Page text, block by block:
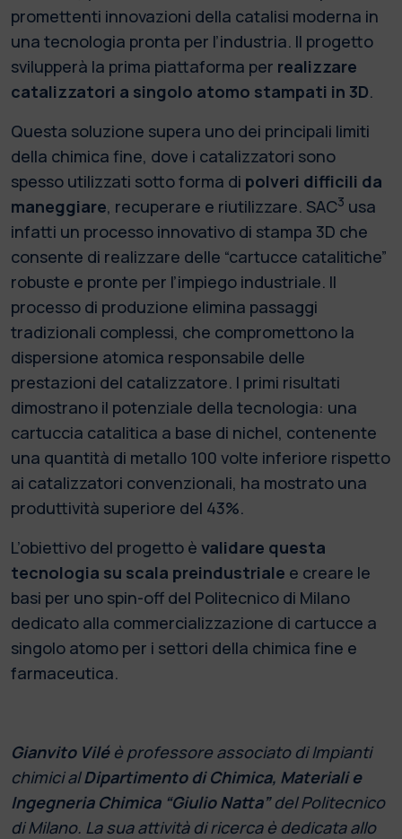
promettenti innovazioni della catalisi moderna in
una tecnologia pronta per l’industria. Il progetto
svilupperà la prima piattaforma per realizzare
catalizzatori a singolo atomo stampati in 3D.
Questa soluzione supera uno dei principali limiti
della chimica fine, dove i catalizzatori sono
spesso utilizzati sotto forma di polveri difficili da
maneggiare, recuperare e riutilizzare. SAC3 usa
infatti un processo innovativo di stampa 3D che
consente di realizzare delle “cartucce catalitiche”
robuste e pronte per l’impiego industriale. Il
processo di produzione elimina passaggi
tradizionali complessi, che compromettono la
dispersione atomica responsabile delle
prestazioni del catalizzatore. I primi risultati
dimostrano il potenziale della tecnologia: una
cartuccia catalitica a base di nichel, contenente
una quantità di metallo 100 volte inferiore rispetto
ai catalizzatori convenzionali, ha mostrato una
produttività superiore del 43%.
L’obiettivo del progetto è validare questa
tecnologia su scala preindustriale e creare le
basi per uno spin-off del Politecnico di Milano
dedicato alla commercializzazione di cartucce a
singolo atomo per i settori della chimica fine e
farmaceutica.
Gianvito Viléè professore associato di Impianti
chimici alDipartimento di Chimica, Materiali e
Ingegneria Chimica “Giulio Natta”del Politecnico
di Milano. La sua attività di ricerca è dedicata allo